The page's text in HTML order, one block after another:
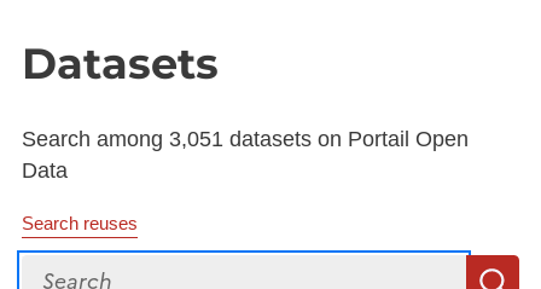
Datasets
Search among 3,051 datasets on Portail Open
Data
Search reuses
Search